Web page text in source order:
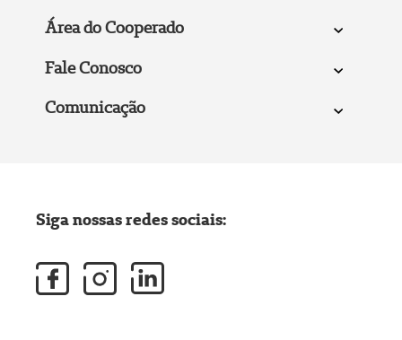
Área do Cooperado
Fale Conosco
Comunicação
Siga nossas redes sociais: